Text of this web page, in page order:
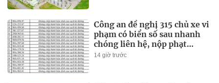
Công an đề nghị 315 chủ xe vi
phạm có biển số sau nhanh
chóng liên hệ, nộp phạt
nguội theo Nghị định 168
14 giờ trước